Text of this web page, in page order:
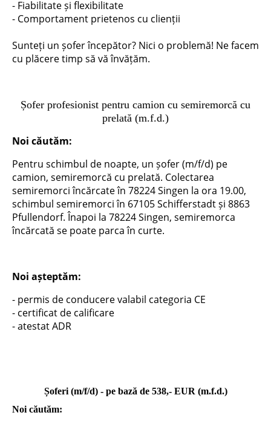
- Fiabilitate și flexibilitate
- Comportament prietenos cu clienții
Sunteți un șofer începător? Nici o problemă! Ne facem
cu plăcere timp să vă învățăm.
Șofer profesionist pentru camion cu semiremorcă cu
prelată (m.f.d.)
Noi căutăm:
Pentru schimbul de noapte, un șofer (m/f/d) pe
camion, semiremorcă cu prelată. Colectarea
semiremorci încărcate în 78224 Singen la ora 19.00,
schimbul semiremorci în 67105 Schifferstadt și 8863
Pfullendorf. Înapoi la 78224 Singen, semiremorca
încărcată se poate parca în curte.
Noi așteptăm:
- permis de conducere valabil categoria CE
- certificat de calificare
- atestat ADR
Șoferi (m/f/d) - pe bază de 538,- EUR (m.f.d.)
Noi căutăm: